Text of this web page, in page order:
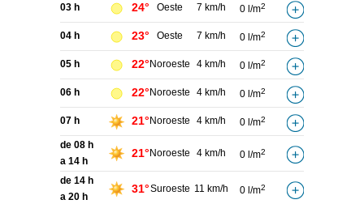
03 h 24° Oeste 7 km/h 0 l/m2
04 h 23° Oeste 7 km/h 0 l/m2
05 h 22° Noroeste 4 km/h 0 l/m2
06 h 22° Noroeste 4 km/h 0 l/m2
07 h 21° Noroeste 4 km/h 0 l/m2
de 08 h
a 14 h
21° Noroeste 4 km/h 0 l/m2
de 14 h
a 20 h
31°Suroeste 11 km/h 0 l/m2